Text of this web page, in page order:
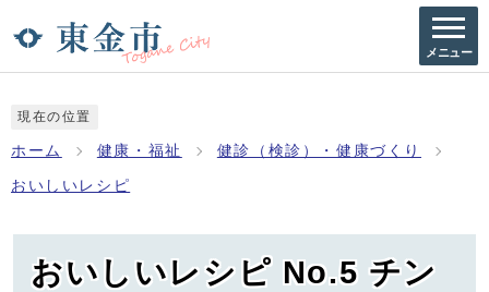
メニュー
現在の位置
ホーム 健康・福祉 健診（検診）・健康づくり
おいしいレシピ
おいしいレシピ No.5 チン